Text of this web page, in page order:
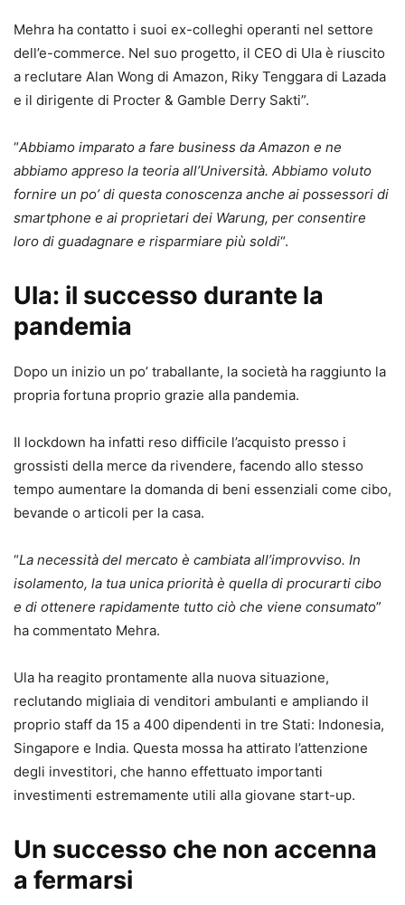
Mehra ha contatto i suoi ex-colleghi operanti nel settore
dell’e-commerce. Nel suo progetto, il CEO di Ula è riuscito
a reclutare Alan Wong di Amazon, Riky Tenggara di Lazada
e il dirigente di Procter & Gamble Derry Sakti”.
“Abbiamo imparato a fare business da Amazon e ne
abbiamo appreso la teoria all’Università. Abbiamo voluto
fornire un po’ di questa conoscenza anche ai possessori di
smartphone e ai proprietari dei Warung, per consentire
loro di guadagnare e risparmiare più soldi“.
Ula: il successo durante la
pandemia
Dopo un inizio un po’ traballante, la società ha raggiunto la
propria fortuna proprio grazie alla pandemia.
Il lockdown ha infatti reso difficile l’acquisto presso i
grossisti della merce da rivendere, facendo allo stesso
tempo aumentare la domanda di beni essenziali come cibo,
bevande o articoli per la casa.
“La necessità del mercato è cambiata all’improvviso. In
isolamento, la tua unica priorità è quella di procurarti cibo
e di ottenere rapidamente tutto ciò che viene consumato”
ha commentato Mehra.
Ula ha reagito prontamente alla nuova situazione,
reclutando migliaia di venditori ambulanti e ampliando il
proprio staff da 15 a 400 dipendenti in tre Stati: Indonesia,
Singapore e India. Questa mossa ha attirato l’attenzione
degli investitori, che hanno effettuato importanti
investimenti estremamente utili alla giovane start-up.
Un successo che non accenna
a fermarsi